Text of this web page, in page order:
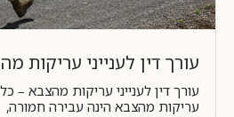
עורך דין לענייני עריקות
עורך דין לענייני עריקות מהצבא
עריקות מהצבא הינה עבירה חמורה,